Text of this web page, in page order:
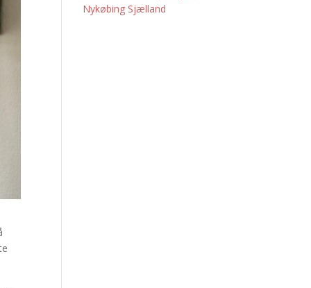
Nykøbing Sjælland